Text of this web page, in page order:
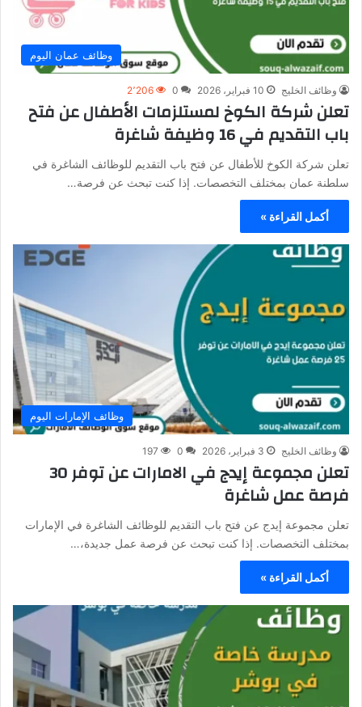
وظائف عمان اليوم
وظائف الخليج 10 فبراير، 2026 0 2٬206
تعلن شركة الكوخ لمستلزمات الأطفال عن فتح
باب التقديم في 16 وظيفة شاغرة
تعلن شركة الكوخ للأطفال عن فتح باب التقديم للوظائف الشاغرة في
سلطنة عمان بمختلف التخصصات. إذا كنت تبحث عن فرصة…
أكمل القراءة »
وظائف الإمارات اليوم
وظائف الخليج 3 فبراير، 2026 0
197
تعلن مجموعة إيدج في الامارات عن توفر 30
فرصة عمل شاغرة
تعلن مجموعة إيدج عن فتح باب التقديم للوظائف الشاغرة في الإمارات
بمختلف التخصصات. إذا كنت تبحث عن فرصة عمل جديدة،…
أكمل القراءة »